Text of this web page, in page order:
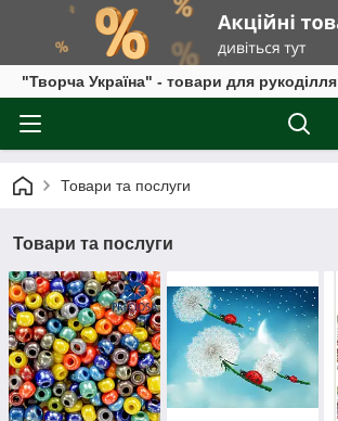
"Творча Україна" - товари для рукоділля
Товари та послуги
Товари та послуги